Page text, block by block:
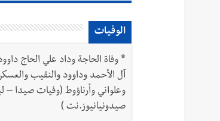
الوفيات
*
آل الأحمد وداوود والنقيب
وعلواني وأرناؤوط (وفيات صيدا –
صيدونيانيوز.نت )